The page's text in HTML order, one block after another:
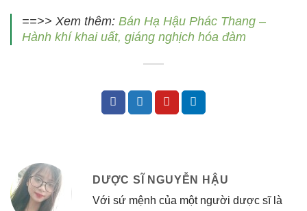
==>> Xem thêm: Bán Hạ Hậu Phác Thang –
Hành khí khai uất, giáng nghịch hóa đàm
DƯỢC SĨ NGUYỄN HẬU
Với sứ mệnh của một người dược sĩ là